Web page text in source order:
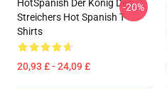
HotSpanish Der König Des
Streichers Hot Spanish T-
Shirts
20,93 £ - 24,09 £
-20%